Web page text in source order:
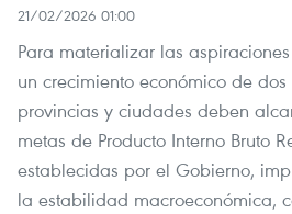
21/02/2026 01:00
Para materializar las
un crecimiento económico de
provincias y ciudades deben
metas de Producto Interno Bruto
establecidas por el Gobierno,
la estabilidad macroeconómica,